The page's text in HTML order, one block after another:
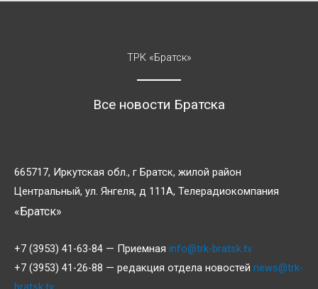
ТРК «Братск»
Все новости Братска
665717, Иркутская обл., г Братск, жилой район
Центральный, ул. Янгеля, д 111А, Телерадиокомпания
«Братск»
+7 (3953) 41-63-84 — Приемная info@trk-bratsk.tv
+7 (3953) 41-26-88 — редакция отдела новостей news@trk-